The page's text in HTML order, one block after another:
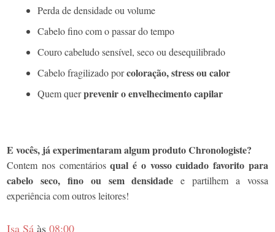
Perda de densidade ou volume
Cabelo fino com o passar do tempo
Couro cabeludo sensível, seco ou desequilibrado
Cabelo fragilizado porcoloração, stress ou calor
Quem querprevenir o envelhecimento capilar
E vocês, já experimentaram algum produto Chronologiste?
Contem nos comentáriosqual é o vosso cuidado favorito para
cabelo seco, fino ou sem densidade e partilhem a vossa
experiência com outros leitores!
Isa Sá às 08:00